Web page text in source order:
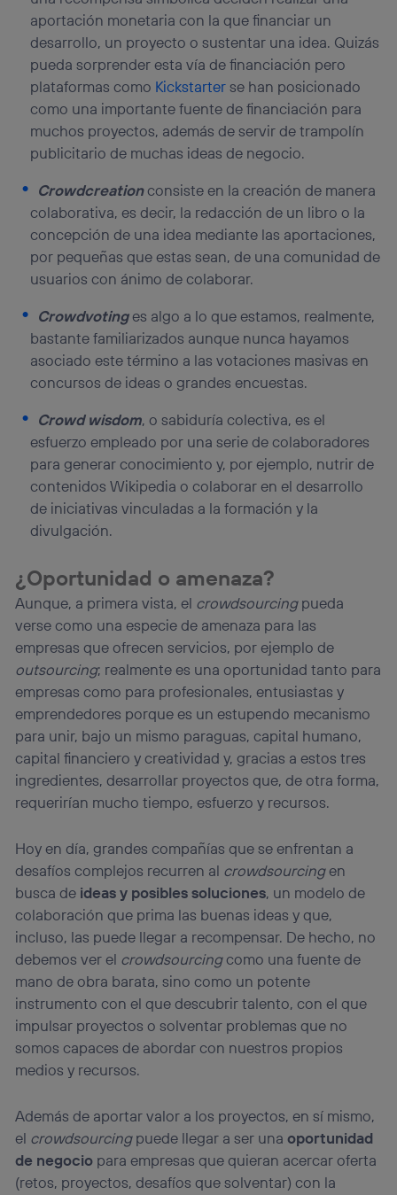
aportación monetaria con la que financiar un
desarrollo, un proyecto o sustentar una idea. Quizás
pueda sorprender esta vía de financiación pero
plataformas como Kickstarterse han posicionado
como una importante fuente de financiación para
muchos proyectos, además de servir de trampolín
publicitario de muchas ideas de negocio.
Crowdcreationconsiste en la creación de manera
colaborativa, es decir, la redacción de un libro o la
concepción de una idea mediante las aportaciones,
por pequeñas que estas sean, de una comunidad de
usuarios con ánimo de colaborar.
Crowdvotinges algo a lo que estamos, realmente,
bastante familiarizados aunque nunca hayamos
asociado este término a las votaciones masivas en
concursos de ideas o grandes encuestas.
Crowd wisdom, o sabiduría colectiva, es el
esfuerzo empleado por una serie de colaboradores
para generar conocimiento y, por ejemplo, nutrir de
contenidos Wikipedia o colaborar en el desarrollo
de iniciativas vinculadas a la formación y la
divulgación.
¿Oportunidad o amenaza?
Aunque, a primera vista, el crowdsourcingpueda
verse como una especie de amenaza para las
empresas que ofrecen servicios, por ejemplo de
outsourcing; realmente es una oportunidad tanto para
empresas como para profesionales, entusiastas y
emprendedores porque es un estupendo mecanismo
para unir, bajo un mismo paraguas, capital humano,
capital financiero y creatividad y, gracias a estos tres
ingredientes, desarrollar proyectos que, de otra forma,
requerirían mucho tiempo, esfuerzo y recursos.
Hoy en día, grandes compañías que se enfrentan a
desafíos complejos recurren al crowdsourcingen
busca de ideas y posibles soluciones, un modelo de
colaboración que prima las buenas ideas y que,
incluso, las puede llegar a recompensar. De hecho, no
debemos ver el crowdsourcingcomo una fuente de
mano de obra barata, sino como un potente
instrumento con el que descubrir talento, con el que
impulsar proyectos o solventar problemas que no
somos capaces de abordar con nuestros propios
medios y recursos.
Además de aportar valor a los proyectos, en sí mismo,
el crowdsourcingpuede llegar a ser unaoportunidad
de negocio para empresas que quieran acercar oferta
(retos, proyectos, desafíos que solventar) con la